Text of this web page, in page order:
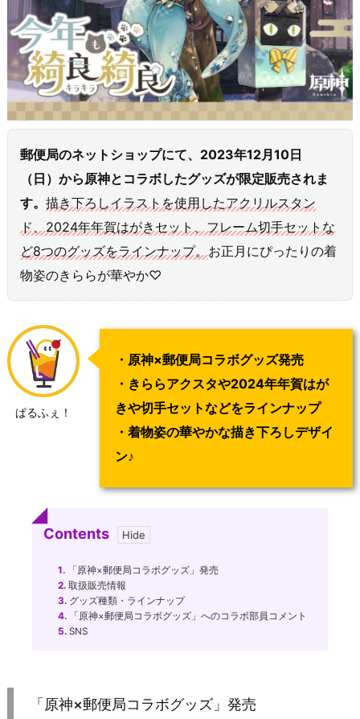
郵便局のネットショップにて、2023年12月10日
（日）から原神とコラボしたグッズが限定販売されま
す。 描き下ろしイラストを使用したアクリルスタン
ド、2024年年賀はがきセット、フレーム切手セットな
ど8つのグッズをラインナップ。お正月にぴったりの着
物姿のきららが華やか♡
ぱるふぇ！
・原神×郵便局コラボグッズ発売
・きららアクスタや2024年年賀はが
きや切手セットなどをラインナップ
・着物姿の華やかな描き下ろしデザイ
ン♪
Contents
1. 「原神×郵便局コラボグッズ」発売
2. 取扱販売情報
3. グッズ種類・ラインナップ
4. 「原神×郵便局コラボグッズ」へのコラボ部員コメント
5. SNS
「原神×郵便局コラボグッズ」発売